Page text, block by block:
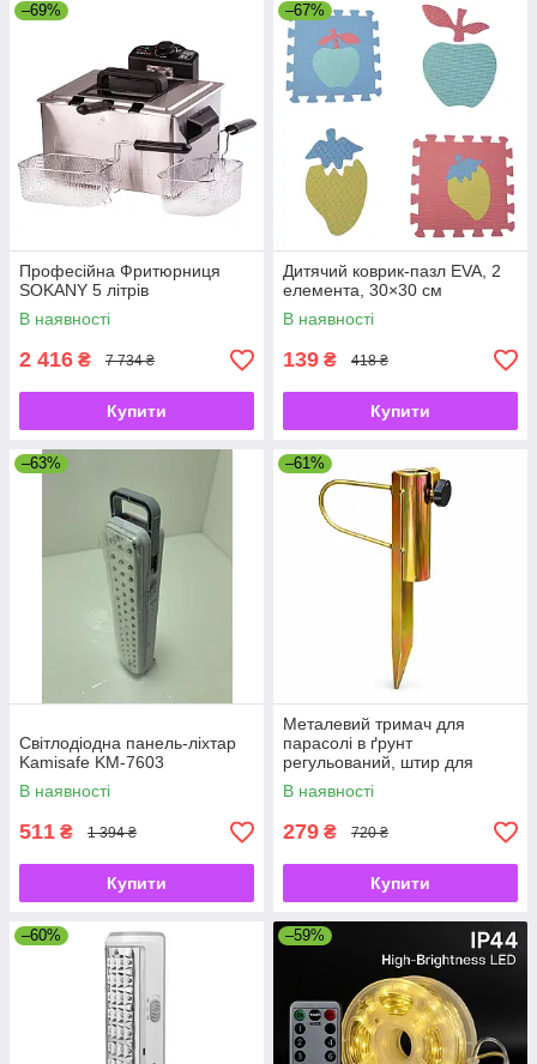
–69%
Професійна Фритюрниця
SOKANY 5 літрів
В наявності
2 416 ₴ 7 734 ₴
Купити
–67%
Дитячий коврик-пазл EVA, 2
елемента, 30×30 см
В наявності
139 ₴ 418 ₴
Купити
–63%
Світлодіодна панель-ліхтар
Kamisafe KM-7603
В наявності
511 ₴ 1 394 ₴
Купити
–61%
Металевий тримач для
парасолі в ґрунт
регульований, штир для
садової парасолі з
фіксатором
В наявності
279 ₴ 720 ₴
Купити
–60% –59%